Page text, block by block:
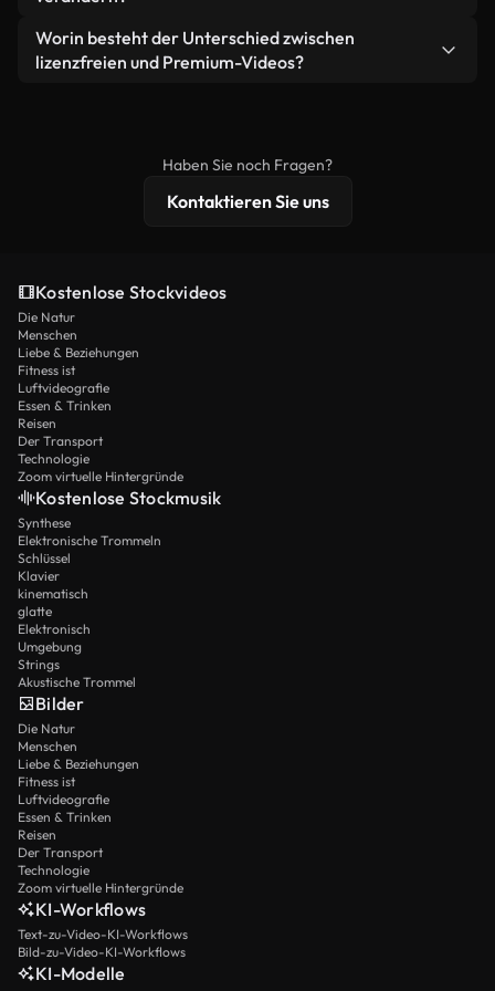
weiterverbreiten.
Videomaterial.
Ja. Sie dürfen unsere Videos gerne kürzen,
bearbeiten oder neu zusammenstellen. Achten Sie
Worin besteht der Unterschied zwischen
lizenzfreien und Premium-Videos?
erweiterten Lizenzschutz bieten.
Haben Sie noch Fragen?
Kontaktieren Sie uns
Kostenlose Stockvideos
Die Natur
Menschen
Liebe & Beziehungen
Fitness ist
Luftvideografie
Essen & Trinken
Reisen
Der Transport
Technologie
Zoom virtuelle Hintergründe
Kostenlose Stockmusik
Synthese
Elektronische Trommeln
Schlüssel
Klavier
kinematisch
glatte
Elektronisch
Umgebung
Strings
Akustische Trommel
Bilder
Die Natur
Menschen
Liebe & Beziehungen
Fitness ist
Luftvideografie
Essen & Trinken
Reisen
Der Transport
Technologie
Zoom virtuelle Hintergründe
KI-Workflows
Text-zu-Video-KI-Workflows
Bild-zu-Video-KI-Workflows
KI-Modelle